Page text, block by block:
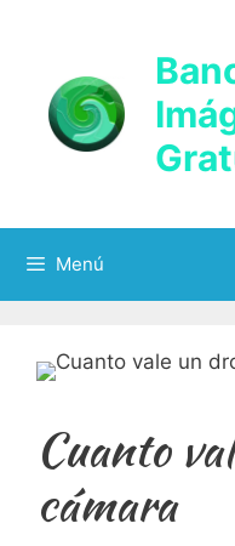
contenido
Menú
Cuanto
cámara